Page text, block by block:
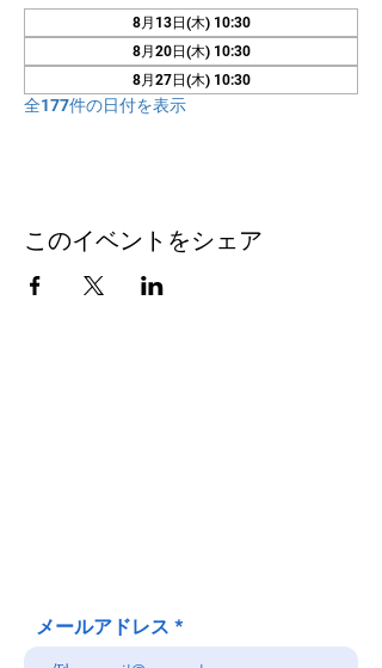
8月13日(木) 10:30
8月20日(木) 10:30
8月27日(木) 10:30
全177件の日付を表示
このイベントをシェア
メールアドレス